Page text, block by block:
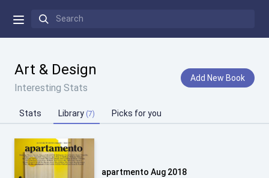
Art & Design
Interesting Stats
Add New Book
Stats Library (7) Picks for you
apartmento Aug 2018